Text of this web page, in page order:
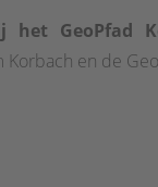
het GeoPfad
en de